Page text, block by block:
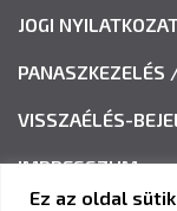
JOGI
PANASZKEZELÉS
VISSZAÉLÉS-
IMPRESSZUM
Ez az oldal